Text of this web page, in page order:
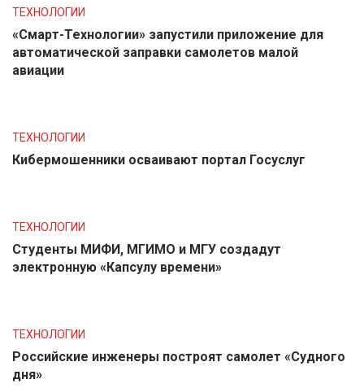
ТЕХНОЛОГИИ
«Смарт-Технологии» запустили приложение для
автоматической заправки самолетов малой
авиации
ТЕХНОЛОГИИ
Кибермошенники осваивают портал Госуслуг
ТЕХНОЛОГИИ
Студенты МИФИ, МГИМО и МГУ создадут
электронную «Капсулу времени»
ТЕХНОЛОГИИ
Российские инженеры построят самолет «Судного
дня»